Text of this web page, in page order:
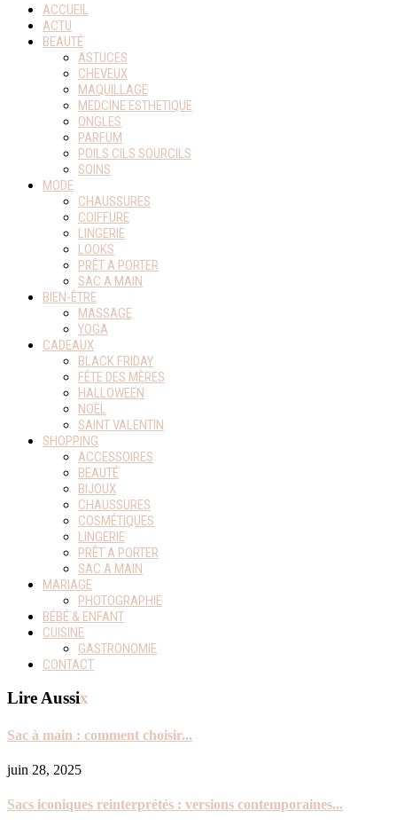
ACCUEIL
ACTU
BEAUTÉ
ASTUCES
CHEVEUX
MAQUILLAGE
MEDCINE ESTHETIQUE
ONGLES
PARFUM
POILS CILS SOURCILS
SOINS
MODE
CHAUSSURES
COIFFURE
LINGERIE
LOOKS
PRÊT A PORTER
SAC A MAIN
BIEN-ÊTRE
MASSAGE
YOGA
CADEAUX
BLACK FRIDAY
FÊTE DES MÈRES
HALLOWEEN
NOËL
SAINT VALENTIN
SHOPPING
ACCESSOIRES
BEAUTÉ
BIJOUX
CHAUSSURES
COSMÉTIQUES
LINGERIE
PRÊT A PORTER
SAC A MAIN
MARIAGE
PHOTOGRAPHIE
BÉBÉ & ENFANT
CUISINE
GASTRONOMIE
CONTACT
Lire Aussix
Sac à main : comment choisir...
juin 28, 2025
Sacs iconiques reinterprétés : versions contemporaines...